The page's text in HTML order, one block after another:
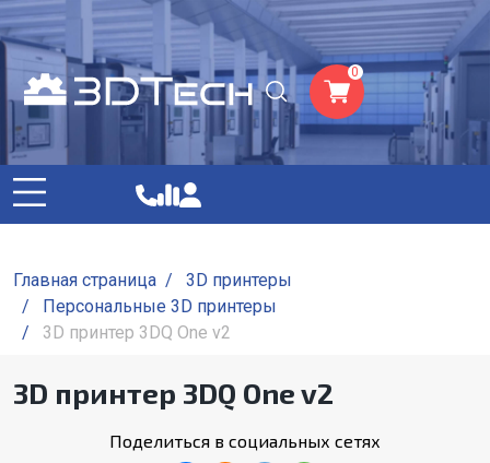
0
Главная страница /
3D принтеры
/
Персональные 3D принтеры
/
3D принтер 3DQ One v2
3D принтер 3DQ One v2
Поделиться в социальных сетях